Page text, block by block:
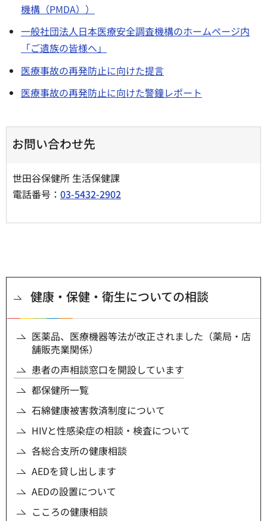
機構（PMDA））
一般社団法人日本医療安全調査機構のホームページ内
「ご遺族の皆様へ」
医療事故の再発防止に向けた提言
医療事故の再発防止に向けた警鐘レポート
お問い合わせ先
世田谷保健所 生活保健課
電話番号： 03-5432-2902
健康・保健・衛生についての相談
医薬品、医療機器等法が改正されました（薬局・店
舗販売業関係）
患者の声相談窓口を開設しています
都保健所一覧
石綿健康被害救済制度について
HIVと性感染症の相談・検査について
各総合支所の健康相談
AEDを貸し出します
AEDの設置について
こころの健康相談